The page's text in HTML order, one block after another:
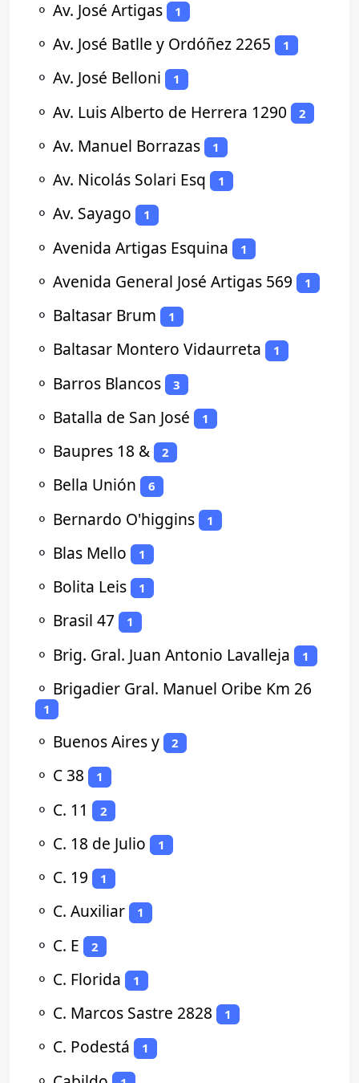
⚬ Av. José Artigas 1
⚬ Av. José Batlle y Ordóñez 2265 1
⚬ Av. José Belloni 1
⚬ Av. Luis Alberto de Herrera 1290 2
⚬ Av. Manuel Borrazas 1
⚬ Av. Nicolás Solari Esq 1
⚬ Av. Sayago 1
⚬ Avenida Artigas Esquina 1
⚬ Avenida General José Artigas 569 1
⚬ Baltasar Brum 1
⚬ Baltasar Montero Vidaurreta 1
⚬ Barros Blancos 3
⚬ Batalla de San José 1
⚬ Baupres 18 & 2
⚬ Bella Unión 6
⚬ Bernardo O'higgins 1
⚬ Blas Mello 1
⚬ Bolita Leis 1
⚬ Brasil 47 1
⚬ Brig. Gral. Juan Antonio Lavalleja 1
⚬ Brigadier Gral. Manuel Oribe Km 26
1
⚬ Buenos Aires y 2
⚬ C 38 1
⚬ C. 11 2
⚬ C. 18 de Julio 1
⚬ C. 19 1
⚬ C. Auxiliar 1
⚬ C. E 2
⚬ C. Florida 1
⚬ C. Marcos Sastre 2828 1
⚬ C. Podestá 1